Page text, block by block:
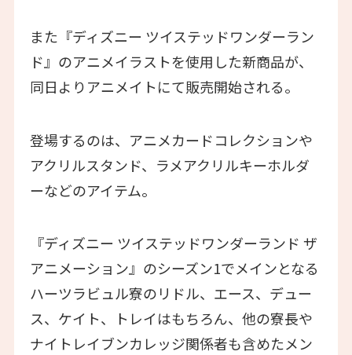
また『ディズニー ツイステッドワンダーラン
ド』のアニメイラストを使用した新商品が、
同日よりアニメイトにて販売開始される。
登場するのは、アニメカードコレクションや
アクリルスタンド、ラメアクリルキーホルダ
ーなどのアイテム。
『ディズニー ツイステッドワンダーランド ザ
アニメーション』のシーズン1でメインとなる
ハーツラビュル寮のリドル、エース、デュー
ス、ケイト、トレイはもちろん、他の寮長や
ナイトレイブンカレッジ関係者も含めたメン